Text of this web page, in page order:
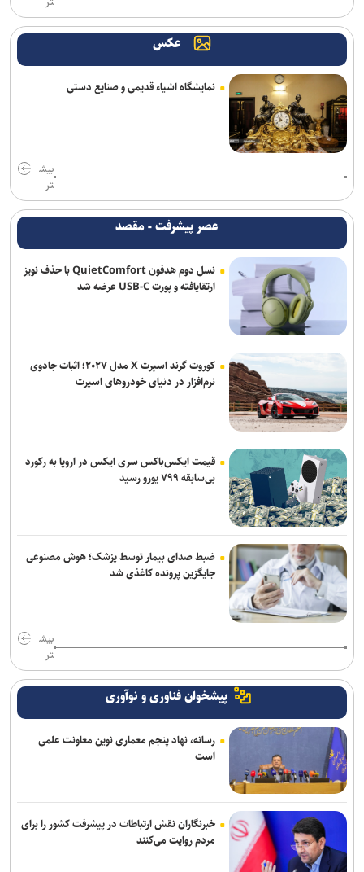
واشنگتن‌پست: ترامپ در محافل خصوصی از جی‌دی ونس برای انتخابات
شکایت متقابل همسر نتانیاهو از کارمند سابق اقامتگاه نخست‌وزیری
اسرائیل
باختند
رویترز: ده‌ها شرکت بزرگ آمریکایی هدف حملات سایبری هکر‌ها قرار
گرفتند
شکایت نیومکزیکو از وزارت دادگستری آمریکا برای دریافت اسناد پرونده
اپستین
فرانسه: شمار کشته‌های حمله موشکی ارتش یمن به نیرو‌های وابسته به
ائتلاف سعودی به ۵۸ نفر رسید
انفجار‌های پیاپی در پایگاه‌های نیرو‌های وابسته به ائتلاف سعودی در مأرب
و حضرموت
ترامپ درخواست زلنسکی برای موشک‌های پاتریوت را رد کرد: آمریکا به این
تسلیحات نیاز دارد
عکس
نمایشگاه اشیاء قدیمی و صنایع دستی
بیش
تر
عصر پیشرفت - مقصد
نسل دوم هدفون QuietComfort با حذف نویز
ارتقایافته و پورت USB-C عرضه شد
کوروت گرند اسپرت X مدل ۲۰۲۷؛ اثبات جادوی
نرم‌افزار در دنیای خودروهای اسپرت
قیمت ایکس‌باکس سری ایکس در اروپا به رکورد
بی‌سابقه ۷۹۹ یورو رسید
ضبط صدای بیمار توسط پزشک؛ هوش مصنوعی
جایگزین پرونده کاغذی شد
بیش
تر
پیشخوان فناوری و نوآوری
رسانه، نهاد پنجم معماری نوین معاونت علمی
است
خبرنگاران نقش ارتباطات در پیشرفت کشور را برای
مردم روایت می‌کنند